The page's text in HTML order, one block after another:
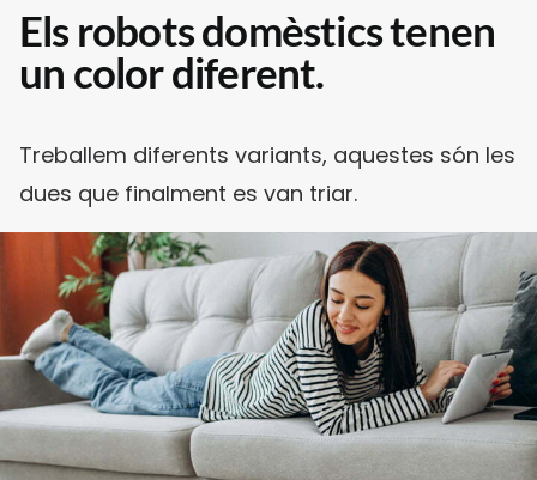
Els robots domèstics tenen
un color diferent.
Treballem diferents variants, aquestes són les
dues que finalment es van triar.